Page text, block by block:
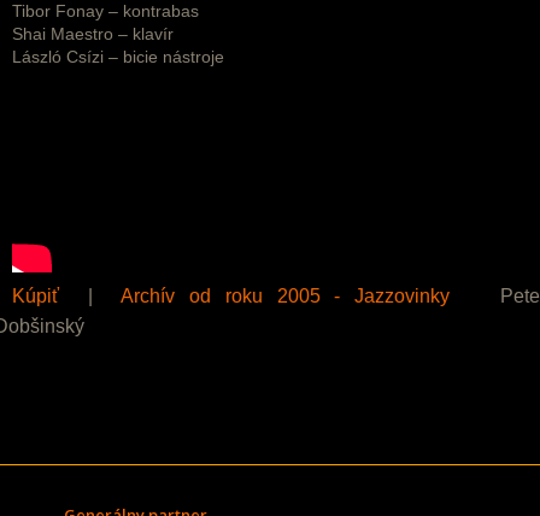
Tibor Fonay – kontrabas
Shai Maestro – klavír
László Csízi – bicie nástroje
Kúpiť |Archív od roku 2005 - Jazzovinky